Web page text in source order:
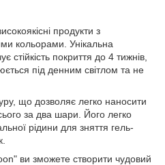
продукти з
кольорами. Унікальна
покриття до 4 тижнів,
під денним світлом та не
що дозволяє легко наносити
за два шари. Його легко
рідини для зняття гель-
ви зможете створити чудовий